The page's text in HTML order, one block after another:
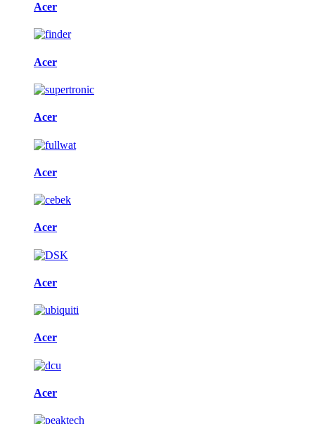
Acer
Acer
Acer
Acer
Acer
Acer
Acer
Acer